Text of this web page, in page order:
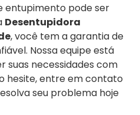
entupimento pode ser
Desentupidora
, você tem a garantia de
Nossa equipe está
suas necessidades com
hesite, entre em contato
seu problema hoje